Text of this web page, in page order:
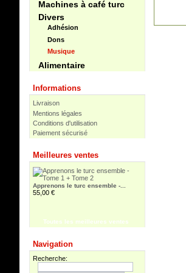
Machines à café turc
Divers
Adhésion
Dons
Musique
Alimentaire
Informations
Livraison
Mentions légales
Conditions d'utilisation
Paiement sécurisé
Meilleures ventes
Apprenons le turc ensemble /...
30,00 €
Apprenons le turc ensemble -...
55,00 €
Pir Sultan Abdal
Toutes les meilleures ventes
Navigation
Recherche: